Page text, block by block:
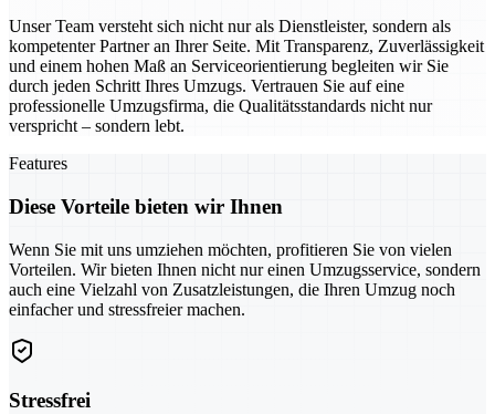
Unser Team versteht sich nicht nur als Dienstleister, sondern als
kompetenter Partner an Ihrer Seite. Mit Transparenz, Zuverlässigkeit
und einem hohen Maß an Serviceorientierung begleiten wir Sie
durch jeden Schritt Ihres Umzugs. Vertrauen Sie auf eine
professionelle Umzugsfirma, die Qualitätsstandards nicht nur
verspricht – sondern lebt.
Features
Diese Vorteile bieten wir Ihnen
Wenn Sie mit uns umziehen möchten, profitieren Sie von vielen
Vorteilen. Wir bieten Ihnen nicht nur einen Umzugsservice, sondern
auch eine Vielzahl von Zusatzleistungen, die Ihren Umzug noch
einfacher und stressfreier machen.
Stressfrei